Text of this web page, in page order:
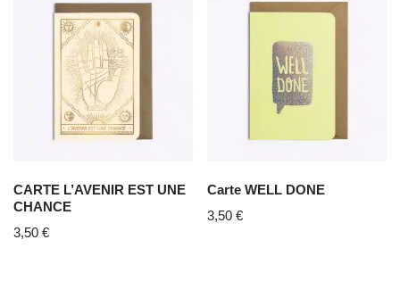
CARTE L’AVENIR EST UNE
CHANCE
3,50 €
Carte WELL DONE
3,50€